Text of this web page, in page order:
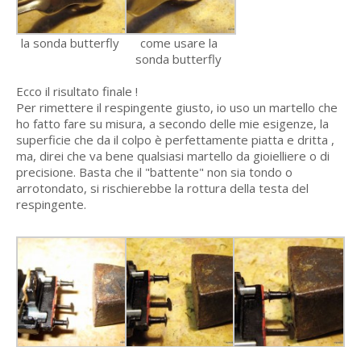
la sonda butterfly
come usare la
sonda butterfly
Ecco il risultato finale !
Per rimettere il respingente giusto, io uso un martello che
ho fatto fare su misura, a secondo delle mie esigenze, la
superficie che da il colpo è perfettamente piatta e dritta ,
ma, direi che va bene qualsiasi martello da gioielliere o di
precisione. Basta che il "battente" non sia tondo o
arrotondato, si rischierebbe la rottura della testa del
respingente.